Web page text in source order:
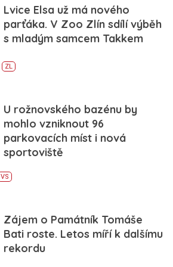
Lvice Elsa už má nového
parťáka. V Zoo Zlín sdílí výběh
s mladým samcem Takkem
ZL
U rožnovského bazénu by
mohlo vzniknout 96
parkovacích míst i nová
sportoviště
VS
Zájem o Památník Tomáše
Bati roste. Letos míří k dalšímu
rekordu